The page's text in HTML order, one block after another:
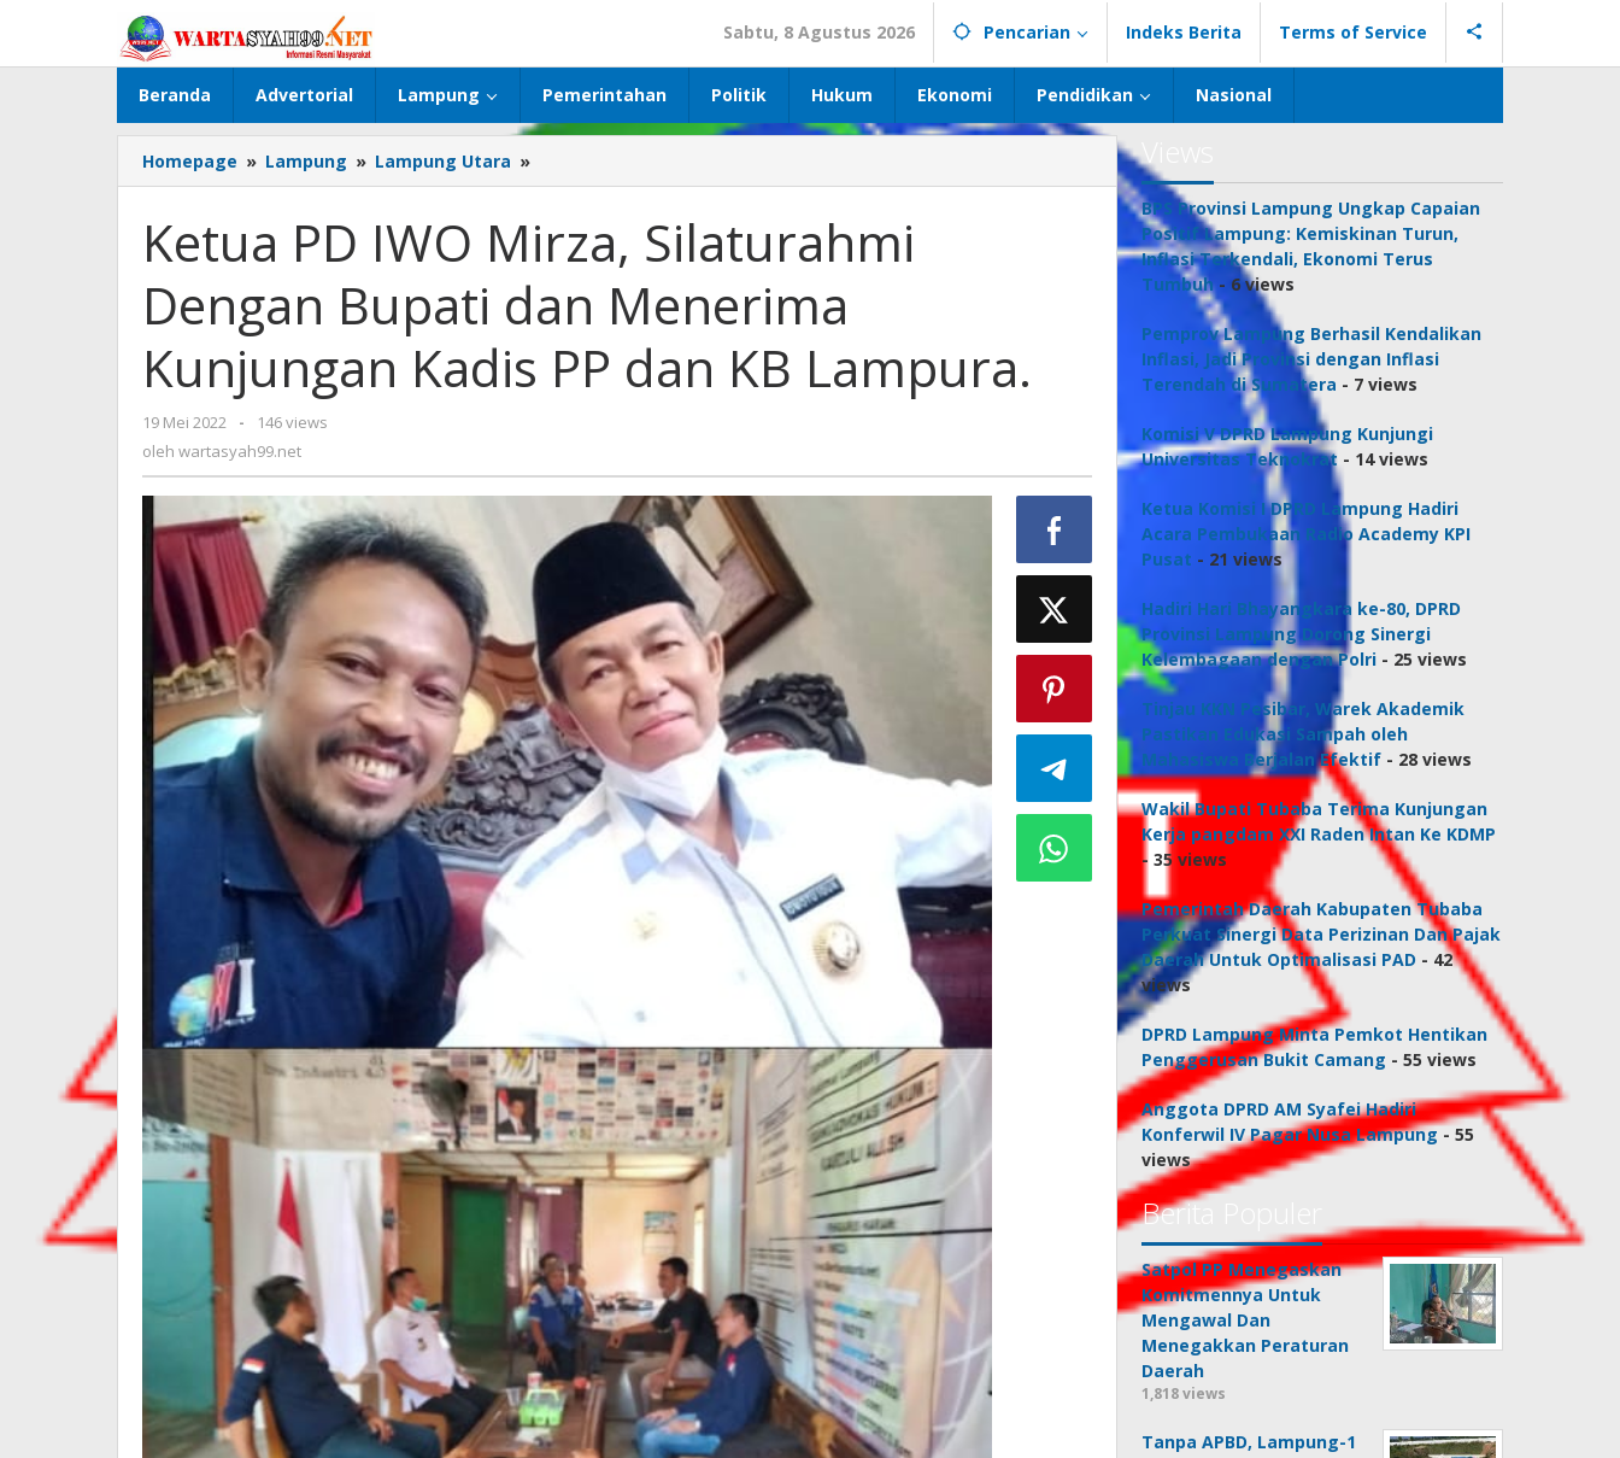
konten
Sabtu, 8 Agustus 2026 Pencarian Indeks Berita Terms of Service
Beranda Advertorial Lampung Pemerintahan Politik Hukum Ekonomi Pendidikan Nasional
Homepage » Lampung » Lampung Utara »
PD
Mirza,
Silaturahmi
Bupati
Menerima
Kunjungan
KB
Lampura.
Ketua PD IWO Mirza, Silaturahmi
Dengan Bupati dan Menerima
Kunjungan Kadis PP dan KB Lampura.
19 Mei 2022
oleh
wartasyah99.net
-
146 views
oleh wartasyah99.net
Views
BPS Provinsi Lampung Ungkap Capaian
Positif Lampung: Kemiskinan Turun,
Inflasi Terkendali, Ekonomi Terus
Tumbuh- 6 views
Pemprov Lampung Berhasil Kendalikan
Inflasi, Jadi Provinsi dengan Inflasi
Terendah di Sumatera - 7 views
Komisi V DPRD Lampung Kunjungi
Universitas Teknokrat - 14 views
Ketua Komisi I DPRD Lampung Hadiri
Acara Pembukaan Radio Academy KPI
Pusat - 21 views
Hadiri Hari Bhayangkara ke-80, DPRD
Provinsi Lampung Dorong Sinergi
Kelembagaan dengan Polri - 25 views
Tinjau KKN Pesibar, Warek Akademik
Pastikan Edukasi Sampah oleh
Mahasiswa Berjalan Efektif - 28 views
Wakil Bupati Tubaba Terima Kunjungan
Kerja pangdam XXI Raden Intan Ke KDMP
- 35 views
Pemerintah Daerah Kabupaten Tubaba
Perkuat Sinergi Data Perizinan Dan Pajak
Daerah Untuk Optimalisasi PAD - 42
views
DPRD Lampung Minta Pemkot Hentikan
Penggerusan Bukit Camang - 55 views
Anggota DPRD AM Syafei Hadiri
Konferwil IV Pagar Nusa Lampung - 55
views
Berita Populer
Satpol PP Menegaskan
Komitmennya Untuk
Mengawal Dan
Menegakkan Peraturan
Daerah
1,818 views
Tanpa APBD, Lampung-1